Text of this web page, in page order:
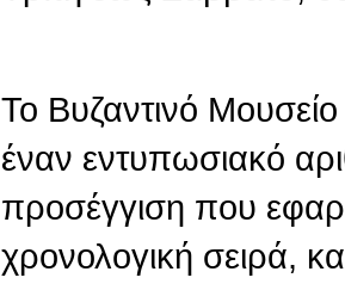
Το Βυζαντινό Μουσείο
έναν εντυπωσιακό
προσέγγιση που
χρονολογική σειρά,